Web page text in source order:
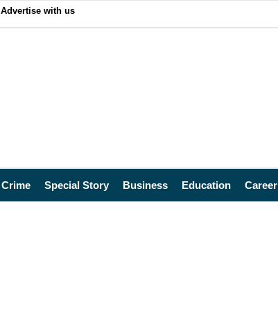
Advertise with us
Crime Special Story Business Education Career